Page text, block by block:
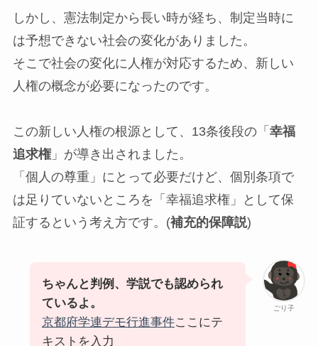
しかし、憲法制定から長い時が経ち、制定当時に
は予想できない社会の変化がありました。
そこで社会の変化に人権が対応するため、新しい
人権の概念が必要になったのです。
この新しい人権の根源として、13条後段の「 幸福
追求権」が導き出されました。
「個人の尊重」にとって必要だけど、個別条項で
は足りていないところを「幸福追求権」として保
証するという考え方です。(補充的保障説)
ごり子
ちゃんと判例、学説でも認められ
ているよ。
京都府学連デモ行進事件ここにテ
キストを入力